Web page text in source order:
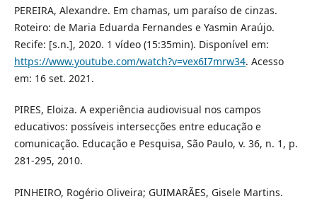
PEREIRA, Alexandre. Em chamas, um paraíso de cinzas.
Roteiro: de Maria Eduarda Fernandes e Yasmin Araújo.
Recife: [s.n.], 2020. 1 vídeo (15:35min). Disponível em:
https://www.youtube.com/watch?v=vex6I7mrw34. Acesso
em: 16 set. 2021.
PIRES, Eloiza. A experiência audiovisual nos campos
educativos: possíveis intersecções entre educação e
comunicação. Educação e Pesquisa, São Paulo, v. 36, n. 1, p.
281-295, 2010.
PINHEIRO, Rogério Oliveira; GUIMARÃES, Gisele Martins.